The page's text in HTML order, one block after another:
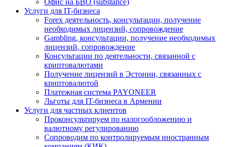
Офис на БВО (substance)
Услуги для IT-бизнеса
Forex деятельность, консультации, получение
необходимых лицензий, сопровождение
Gambling, консультации, получение необходимых
лицензий, сопровождение
Консультации по деятельности, связанной с
криптовалютами
Получение лицензий в Эстонии, связанных с
криптовалютой
Платежная система PAYONEER
Льготы для IT-бизнеса в Армении
Услуги для частных клиентов
Проконсультируем по налогообложению и
валютному регулированию
Сопроводим по контролируемым иностранным